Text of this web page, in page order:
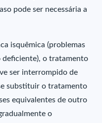
pode ser necessária a
isquêmica (problemas
deficiente), o tratamento
ser interrompido de
substituir o tratamento
equivalentes de outro
o